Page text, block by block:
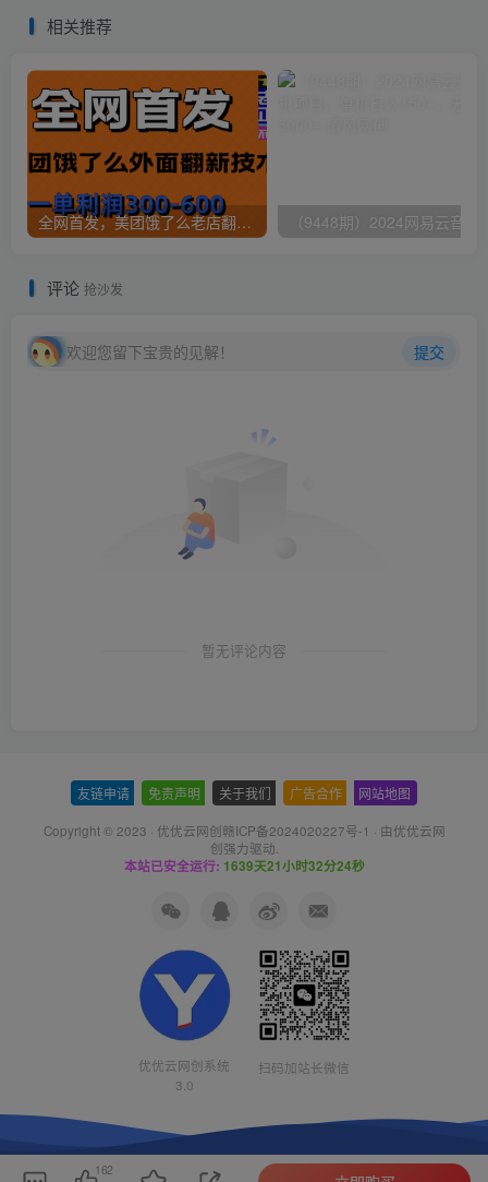
相关推荐
全网首发，美团饿了么老店翻新最新技术，一单利润300-600
评论 抢沙发
欢迎您留下宝贵的见解！ 提交
暂无评论内容
友链申请 免责声明 关于我们 广告合作 网站地图
Copyright © 2023 · 优优云网创赣ICP备2024020227号-1 · 由优优云网
创强力驱动.
本站已安全运行: 1639天21小时32分25秒
优优云网创系统
3.0
扫码加站长微信
162